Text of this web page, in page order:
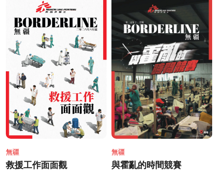
無疆
救援工作面面觀
無疆
與霍亂的時間競賽